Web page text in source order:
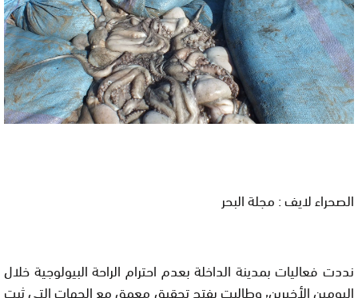
الصحراء لايف : مجلة البحر
نددت فعاليات بمدينة الداخلة بعدم احترام الراحة البيولوجية خلال
اليومين الأخيرين٬ وطالبت بفتح تحقيق معمق مع الجهات التي ثبت